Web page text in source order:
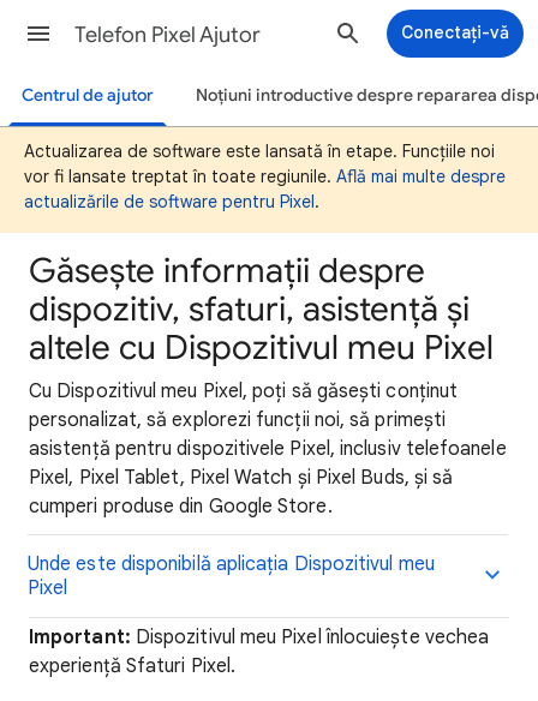
Telefon Pixel Ajutor Conectați-vă
Centrul de ajutor Noțiuni introductive despre repararea
Actualizarea de software este lansată în etape. Funcțiile noi
vor fi lansate treptat în toate regiunile. Află mai multe despre
actualizările de software pentru Pixel.
Găsește informații despre
dispozitiv, sfaturi, asistență și
altele cu Dispozitivul meu Pixel
Cu Dispozitivul meu Pixel, poți să găsești conținut
personalizat, să explorezi funcții noi, să primești
asistență pentru dispozitivele Pixel, inclusiv telefoanele
Pixel, Pixel Tablet, Pixel Watch și Pixel Buds, și să
cumperi produse din Google Store.
Unde este disponibilă aplicația Dispozitivul meu
Pixel
Important: Dispozitivul meu Pixel înlocuiește vechea
experiență Sfaturi Pixel.